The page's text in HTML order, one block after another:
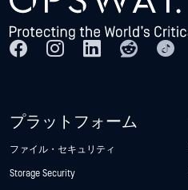
プラットフォーム
ファイル・セキュリティ
Storage Security